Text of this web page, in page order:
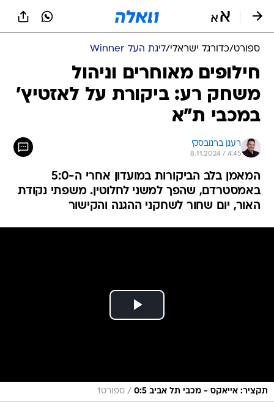
ספורט/כדורגל ישראלי/ליגת העל Winner
חילופים מאוחרים וניהול
משחק רע: ביקורת על לאזטיץ'
במכבי ת"א
רענן ברנובסקי
8.11.2024 / 4:45
המאמן בלב הביקורות במועדון אחרי ה-5:0
באמסטרדם, שהפך למשני לחלוטין. משפתי נקודת
האור, יום שחור לשחקני ההגנה והקישור
תקציר: אייאקס - מכבי תל אביב 0:5 / ספורט1